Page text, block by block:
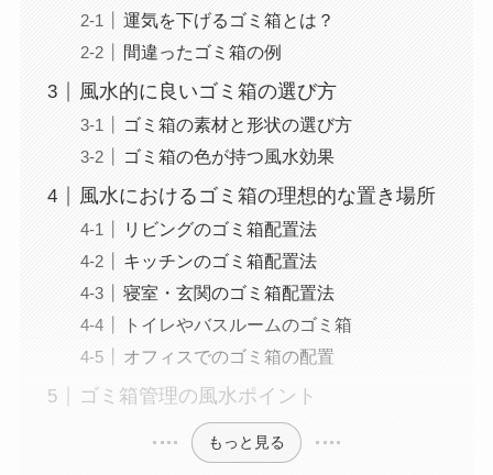
運気を下げるゴミ箱とは？
間違ったゴミ箱の例
風水的に良いゴミ箱の選び方
ゴミ箱の素材と形状の選び方
ゴミ箱の色が持つ風水効果
風水におけるゴミ箱の理想的な置き場所
リビングのゴミ箱配置法
キッチンのゴミ箱配置法
寝室・玄関のゴミ箱配置法
トイレやバスルームのゴミ箱
オフィスでのゴミ箱の配置
ゴミ箱管理の風水ポイント
もっと見る